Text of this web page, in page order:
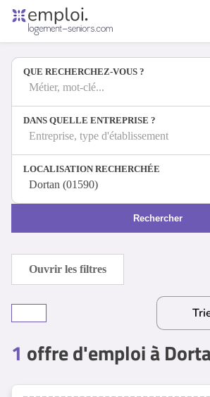
Offres d'emploi
Entreprises
Métiers
Se connecter
Espace candidat
Espace recruteur
QUE RECHERCHEZ-VOUS ?
Métier, mot-clé...
DANS QUELLE ENTREPRISE ?
Entreprise, type d'établissement
LOCALISATION RECHERCHÉE
Dortan (01590)
Rechercher
1 offre d'emploi à
Ouvrir les filtres